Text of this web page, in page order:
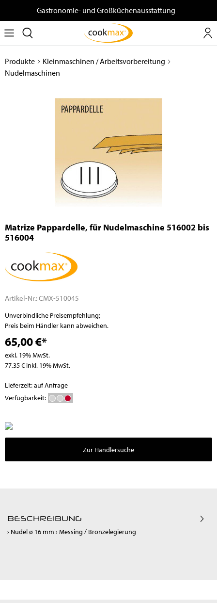
Gastronomie- und Großküchenausstattung
Produkte
Kleinmaschinen / Arbeitsvorbereitung
Nudelmaschinen
Matrize Pappardelle, für Nudelmaschine 516002 bis
516004
Artikel-Nr.:CMX-510045
Unverbindliche Preisempfehlung;
Preis beim Händler kann abweichen.
65,00 €*
exkl. 19% MwSt.
77,35 € inkl. 19% MwSt.
Lieferzeit: auf Anfrage
Verfügbarkeit:
Zur Händlersuche
BESCHREIBUNG
› Nudel ø 16 mm › Messing / Bronzelegierung